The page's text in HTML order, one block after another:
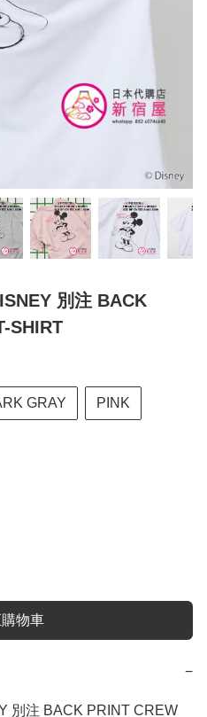
別注 BACK
SHIRT
GRAY PINK
物車
−
別注 BACK PRINT CREW